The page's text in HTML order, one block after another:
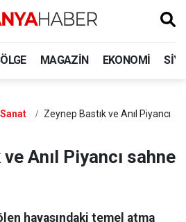
MAGAZIN EKONOMI
Zeynep Bastık ve Anıl Piyancı
Anıl Piyancı sahne
havasındaki temel atma